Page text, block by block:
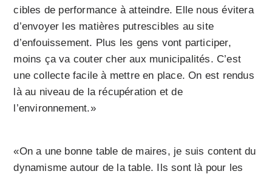
cibles de performance à atteindre. Elle nous évitera
d’envoyer les matières putrescibles au site
d’enfouissement. Plus les gens vont participer,
moins ça va couter cher aux municipalités. C’est
une collecte facile à mettre en place. On est rendus
là au niveau de la récupération et de
l’environnement.»
«On a une bonne table de maires, je suis content du
dynamisme autour de la table. Ils sont là pour les